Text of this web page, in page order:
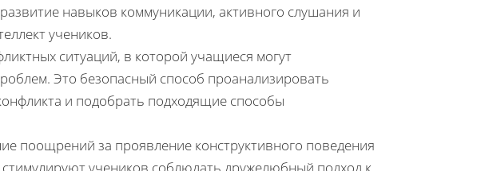
навыков коммуникации, активного слушания и
учеников.
ситуаций, в которой учащиеся могут
Это безопасный способ проанализировать
и подобрать подходящие способы
поощрений за проявление конструктивного поведения